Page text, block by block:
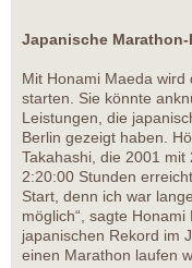
Japanische
Mit Honami Maeda
starten. Sie könnte
Leistungen, die
Berlin gezeigt haben.
Takahashi, die 2001
2:20:00 Stunden
Start, denn ich war
möglich“, sagte
japanischen Rekord im
einen Marathon laufen